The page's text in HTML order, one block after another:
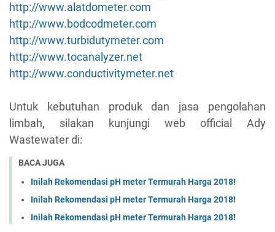
http://www.alatdometer.com
http://www.bodcodmeter.com
http://www.turbidutymeter.com
http://www.tocanalyzer.net
http://www.conductivitymeter.net
Untuk kebutuhan produk dan jasa pengolahan
limbah, silakan kunjungi web official Ady
Wastewater di:
BACA JUGA
Inilah Rekomendasi pH meter Termurah Harga 2018!
Inilah Rekomendasi pH meter Termurah Harga 2018!
Inilah Rekomendasi pH meter Termurah Harga 2018!